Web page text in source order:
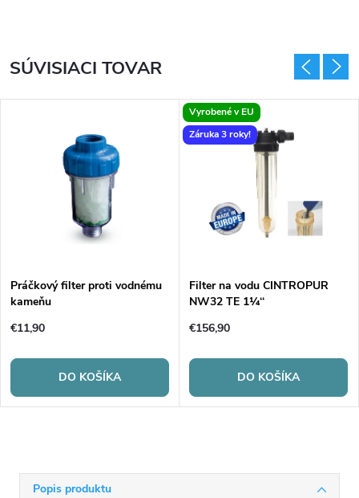
Popis produktu
SÚVISIACI TOVAR
Práčkový filter proti vodnému
kameňu
€11,90
DO KOŠÍKA
Vyrobené v EU
Záruka 3 roky!
Filter na vodu CINTROPUR
NW32 TE 1¼‘‘
€156,90
DO KOŠÍKA